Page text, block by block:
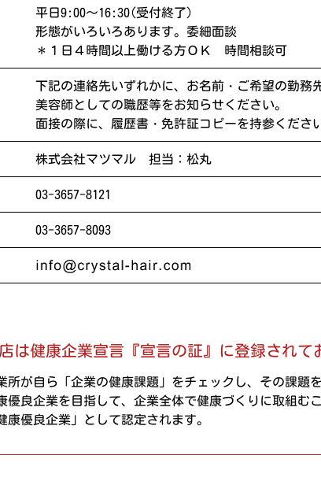
平日9:00～16:30(受付終了)
形態がいろいろあります。委細面談
＊１日４時間以上働ける方ＯＫ 時間相談可
下記の連絡先いずれかに、お名前・ご希望の勤務
美容師としての職歴等をお知らせください。
面接の際に、履歴書・免許証コピーを持参ください
株式会社マツマル 担当：松丸
03-3657-8121
03-3657-8093
は健康企業宣言『宣言の証』に登録されて
所が自ら「企業の健康課題」をチェックし、その課題
優良企業を目指して、企業全体で健康づくりに取組む
康優良企業」として認定されます。